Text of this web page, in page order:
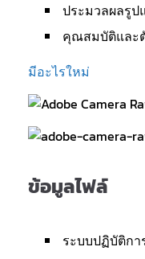
ประมวลผลรูป
คุณสมบัติและ
มีอะไรใหม่
ข้อมูลไฟล์
ระบบปฏิบัติการ